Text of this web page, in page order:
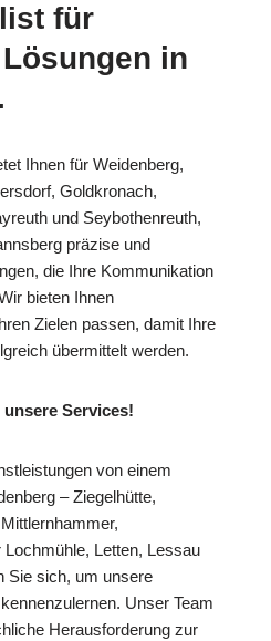
für
in
Ihnen für Weidenberg,
Goldkronach,
und Seybothenreuth,
präzise und
die Ihre Kommunikation
bieten Ihnen
Zielen passen, damit Ihre
übermittelt werden.
Services!
von einem
– Ziegelhütte,
Letten, Lessau
Sie sich, um unsere
Unser Team
Herausforderung zur